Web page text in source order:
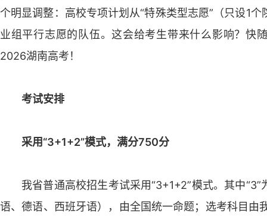
个明显调整：高校专项计划从“特殊类型志愿”（只设1
业组平行志愿的队伍。这会给考生带来什么影响？快
2026湖南高考！
考试安排
采用“3+1+2”模式，满分750分
我省普通高校招生考试采用“3+1+2”模式。其中
语、德语、西班牙语），由全国统一命题；选考科目由